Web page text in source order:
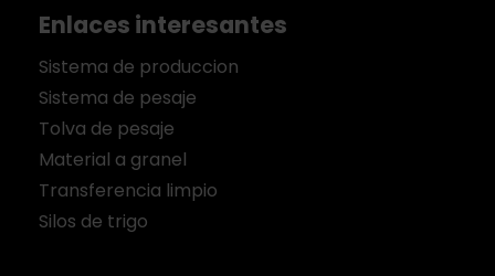
Enlaces interesantes
Sistema de produccion
Sistema de pesaje
Tolva de pesaje
Material a granel
Transferencia limpio
Silos de trigo